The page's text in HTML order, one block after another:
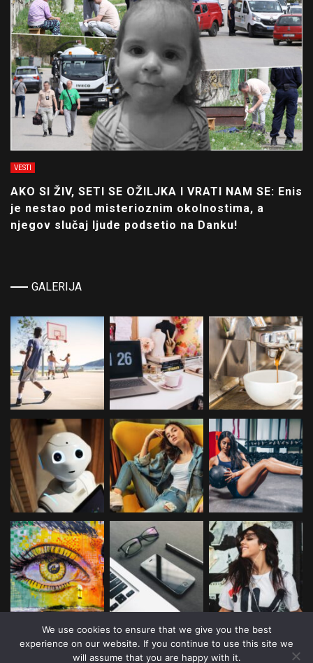
VESTI
AKO SI ŽIV, SETI SE OŽILJKA I VRATI NAM SE: Enis
je nestao pod misterioznim okolnostima, a
njegov slučaj ljude podsetio na Danku!
GALERIJA
We use cookies to ensure that we give you the best
experience on our website. If you continue to use this site we
will assume that you are happy with it.